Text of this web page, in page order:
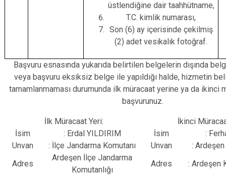
üstlendiğine dair taahhütname,
T.C. kimlik numarası,
Son (6) ay içerisinde çekilmiş
(2) adet vesikalık fotoğraf.
Başvuru esnasında yukarıda belirtilen belgelerin dışında
veya başvuru eksiksiz belge ile yapıldığı halde, hizmetin
tamamlanmaması durumunda ilk müracaat yerine ya da ikinci
başvurunuz.
İlk Müracaat Yeri:
İkinci
İsim
: Erdal YILDIRIM İsim
:
Unvan
: İlçe Jandarma Komutanı Unvan
:
Adres
Ardeşen İlçe Jandarma
Komutanlığı
Adres
: Ardeşen